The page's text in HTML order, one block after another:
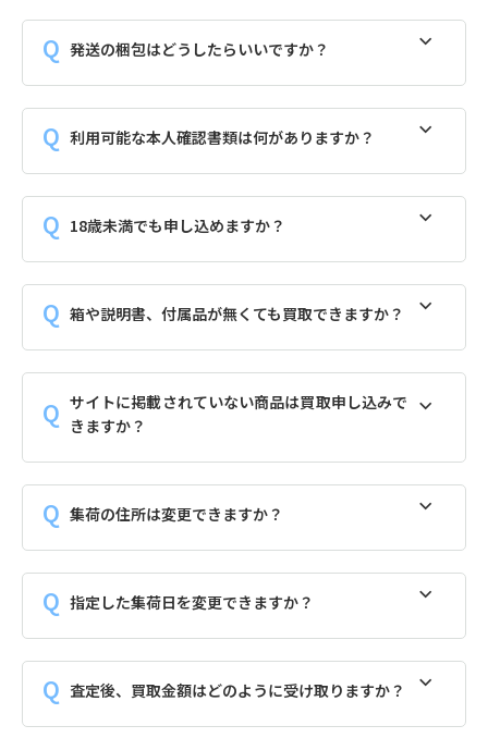
発送の梱包はどうしたらいいですか？
利用可能な本人確認書類は何がありますか？
18歳未満でも申し込めますか？
箱や説明書、付属品が無くても買取できますか？
サイトに掲載されていない商品は買取申し込みで
きますか？
集荷の住所は変更できますか？
指定した集荷日を変更できますか？
査定後、買取金額はどのように受け取りますか？